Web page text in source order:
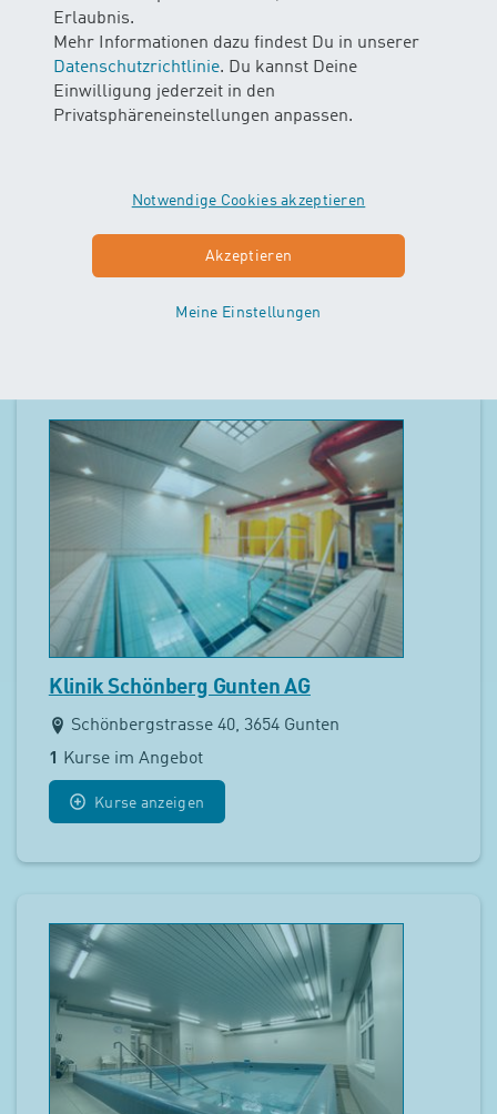
Erlaubnis.
Mehr Informationen dazu findest Du in unserer
Datenschutzrichtlinie. Du kannst Deine
Einwilligung jederzeit in den
Privatsphäreneinstellungen anpassen.
Notwendige Cookies akzeptieren
Akzeptieren
Meine Einstellungen
Klinik Schönberg Gunten AG
Schönbergstrasse 40, 3654 Gunten
1
Kurse im Angebot
Kurse anzeigen